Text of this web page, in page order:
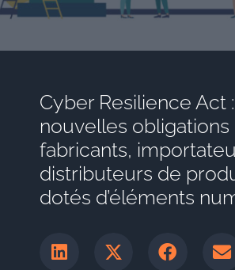
Cyber Resilience Act
nouvelles obligations
fabricants,
distributeurs de
dotés d’éléments